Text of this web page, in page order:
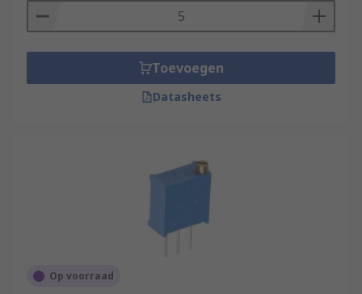
Toevoegen
Datasheets
Op voorraad